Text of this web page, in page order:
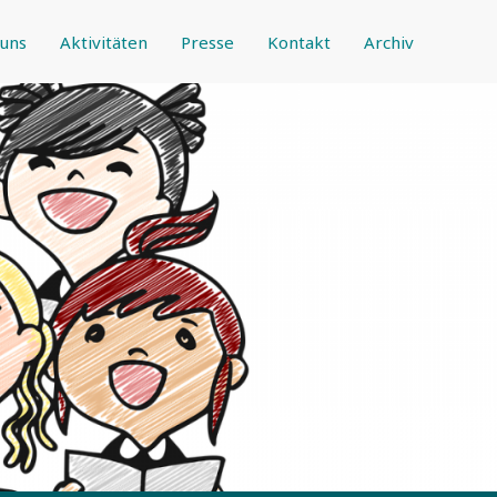
Aktivitäten Presse Kontakt Archiv